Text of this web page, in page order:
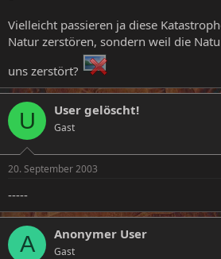
Vielleicht passieren ja diese
Natur zerstören, sondern weil die
uns zerstört?
U User gelöscht!
Gast
20. September 2003
-----
A Anonymer User
Gast